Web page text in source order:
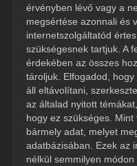
érvényben lévő vagy a
megsértése azonnali és
internetszolgáltatód
szükségesnek tartjuk. A
érdekében az összes
tároljuk. Elfogadod,
áll eltávolítani,
az általad nyitott
hogy ez szükséges.
bármely adat, melyet
adatbázisában. Ezek az
nélkül semmilyen